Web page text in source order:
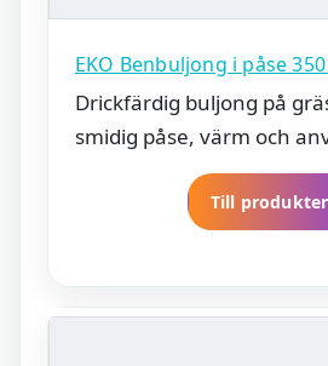
EKO Benbuljong i påse
Drickfärdig buljong på
smidig påse, värm och
Till